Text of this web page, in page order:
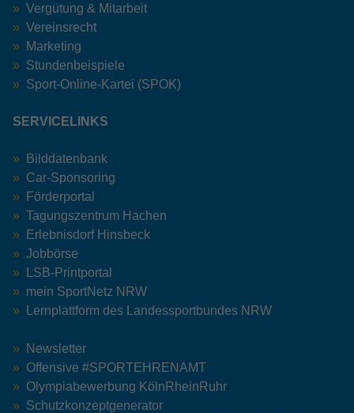
Vergütung & Mitarbeit
Vereinsrecht
Marketing
Stundenbeispiele
Sport-Online-Kartei (SPOK)
SERVICELINKS
Bilddatenbank
Car-Sponsoring
Förderportal
Tagungszentrum Hachen
Erlebnisdorf Hinsbeck
Jobbörse
LSB-Printportal
mein SportNetz NRW
Lernplattform des Landessportbundes NRW
Newsletter
Offensive #SPORTEHRENAMT
Olympiabewerbung KölnRheinRuhr
Schutzkonzeptgenerator